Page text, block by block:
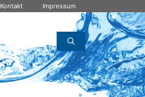
Kontakt Impressum